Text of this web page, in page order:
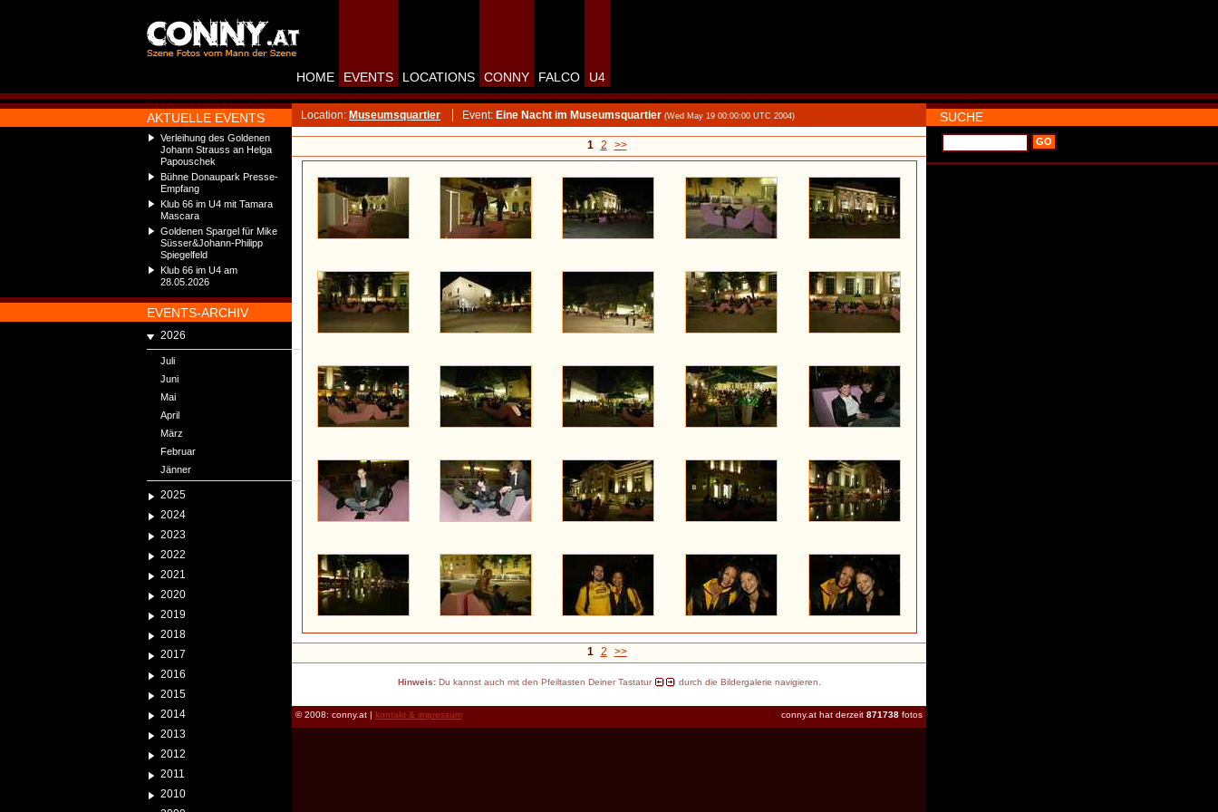
AKTUELLE EVENTS
Verleihung des Goldenen
Johann Strauss an Helga
Papouschek
Bühne Donaupark Presse-
Empfang
Klub 66 im U4 mit Tamara
Mascara
Goldenen Spargel für Mike
Süsser&Johann-Philipp
Spiegelfeld
Klub 66 im U4 am
28.05.2026
EVENTS-ARCHIV
2026
Juli
Juni
Mai
April
März
Februar
Jänner
2025
2024
2023
2022
2021
2020
2019
2018
2017
2016
2015
2014
2013
2012
2011
2010
HOME EVENTS LOCATIONS CONNY FALCO U4
Location: Museumsquartier Event: Eine Nacht im Museumsquartier (Wed May 19 00:00:00 UTC 2004)
1 2 >>
1 2 >>
Hinweis:Du kannst auch mit den Pfeiltasten Deiner Tastatur durch die Bildergalerie navigieren.
conny.at hat derzeit 871738 fotos
© 2008: conny.at | kontakt & impressum
SUCHE